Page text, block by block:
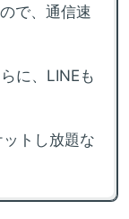
で、通信速
に、LINEも
トし放題な